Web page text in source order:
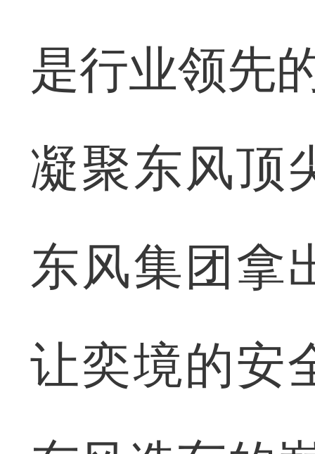
是行业领先
凝聚东风顶
东风集团拿
让奕境的安